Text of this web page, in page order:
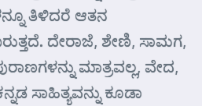
ತಿಳಿದರೆ ಆತನ
ದೇರಾಜೆ, ಶೇಣಿ, ಸಾಮಗ,
ಮಾತ್ರವಲ್ಲ, ವೇದ,
ಸಾಹಿತ್ಯವನ್ನು ಕೂಡಾ